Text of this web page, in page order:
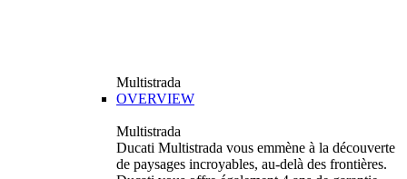
Multistrada
OVERVIEW
Multistrada
Ducati Multistrada vous emmène à la découverte
de paysages incroyables, au-delà des frontières.